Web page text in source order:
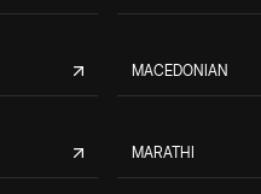
MACEDONIAN
MARATHI